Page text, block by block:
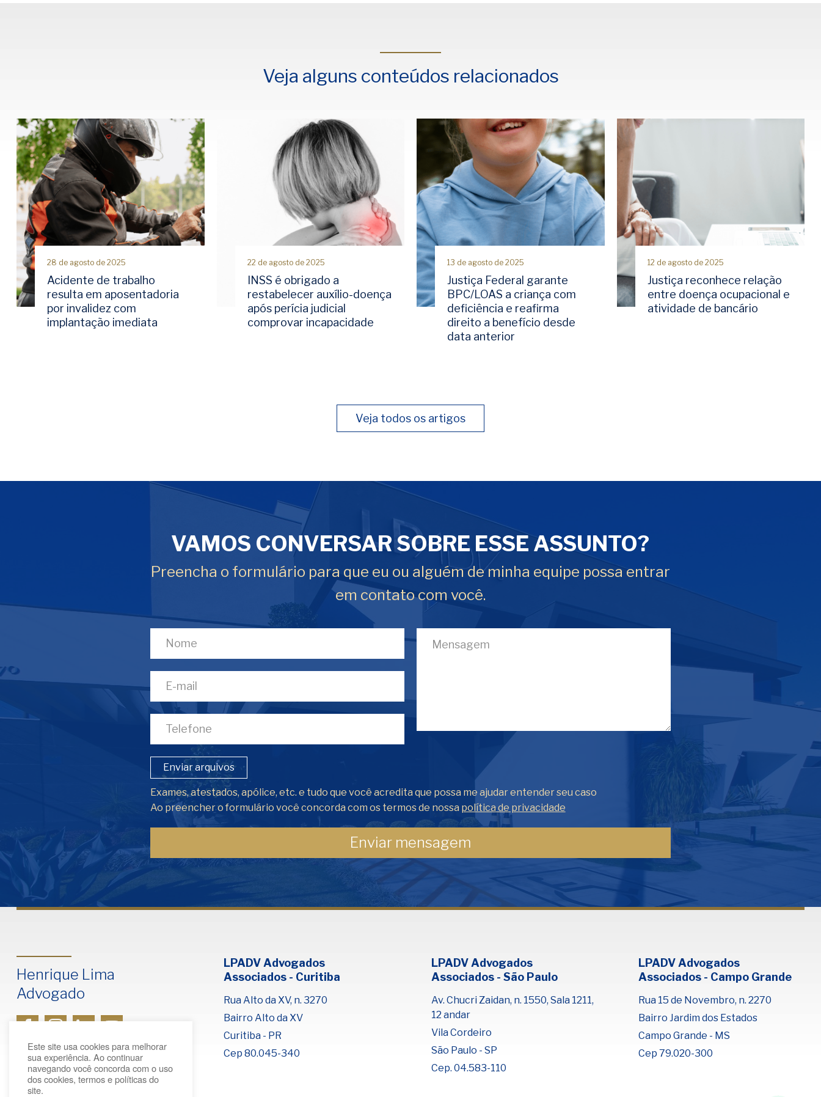
Fale com Henrique Lima
Cadastre-se para começar uma
conversa no WhatsApp
Veja alguns conteúdos relacionados
28 de agosto de 2025
Acidente de trabalho
resulta em aposentadoria
por invalidez com
implantação imediata
22 de agosto de 2025
INSS é obrigado a
restabelecer auxílio-doença
após perícia judicial
comprovar incapacidade
13 de agosto de 2025
Justiça Federal garante
BPC/LOAS a criança com
deficiência e reafirma
direito a benefício desde
data anterior
12 de agosto de 2025
Justiça reconhece relação
entre doença ocupacional e
atividade de bancário
Veja todos os artigos
VAMOS CONVERSAR SOBRE ESSE ASSUNTO?
Preencha o formulário para que eu ou alguém de minha equipe possa entrar
em contato com você.
Enviar arquivos
Exames, atestados, apólice, etc. e tudo que você acredita que possa me ajudar entender seu caso
Ao preencher o formulário você concorda com os termos de nossa política de privacidade
Henrique Lima
Advogado
LPADV Advogados
Associados - Curitiba
Rua Alto da XV, n. 3270
Bairro Alto da XV
Curitiba - PR
Cep 80.045-340
LPADV Advogados
Associados - São Paulo
Av. Chucri Zaidan, n. 1550, Sala 1211,
12 andar
Vila Cordeiro
São Paulo - SP
Cep. 04.583-110
LPADV Advogados
Associados - Campo Grande
Rua 15 de Novembro, n. 2270
Bairro Jardim dos Estados
Campo Grande - MS
Cep 79.020-300
Este site usa cookies para melhorar
sua experiência. Ao continuar
navegando você concorda com o uso
dos cookies, termos e políticas do
site.